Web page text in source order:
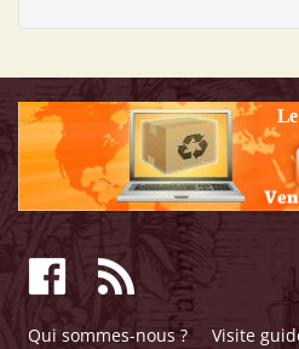
Qui sommes-nous ? Visite